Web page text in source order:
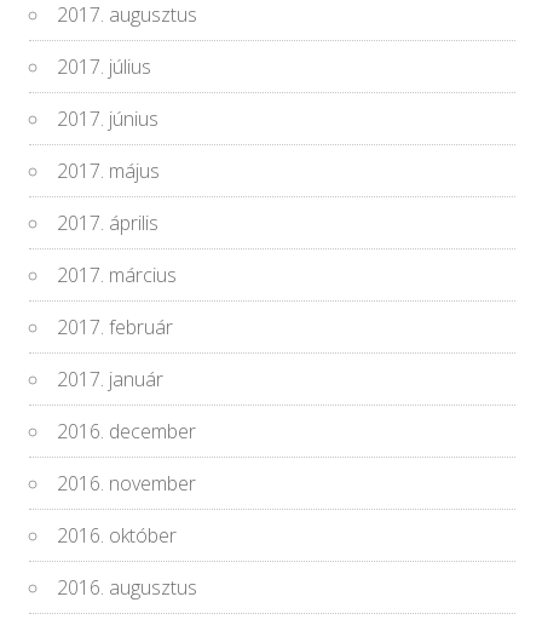
2017. augusztus
2017. július
2017. június
2017. május
2017. április
2017. március
2017. február
2017. január
2016. december
2016. november
2016. október
2016. augusztus